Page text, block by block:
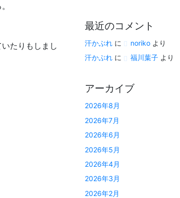
たりもしまし
最近のコメント
汗かぶれ に norikoより
汗かぶれ に 福川葉子より
アーカイブ
2026年8月
2026年7月
2026年6月
2026年5月
2026年4月
2026年3月
2026年2月